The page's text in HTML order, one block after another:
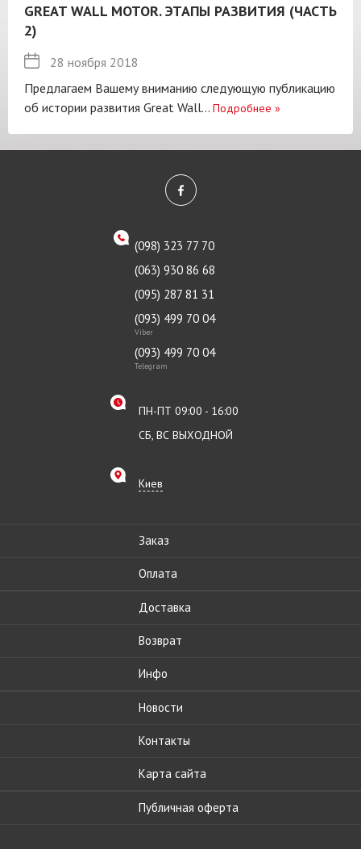
GREAT WALL MOTOR. ЭТАПЫ РАЗВИТИЯ (ЧАСТЬ
2)
28 ноября 2018
Предлагаем Вашему вниманию следующую публикацию
об истории развития Great Wall... Подробнее »
(098) 323 77 70
(063) 930 86 68
(095) 287 81 31
(093) 499 70 04
Viber
(093) 499 70 04
Telegram
ПН-ПТ 09:00 - 16:00
СБ, ВС ВЫХОДНОЙ
Киев
Заказ
Оплата
Доставка
Возврат
Инфо
Новости
Контакты
Карта сайта
Публичная оферта